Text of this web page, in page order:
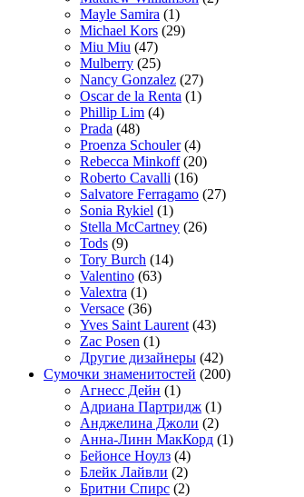
Mayle Samira (1)
Michael Kors (29)
Miu Miu (47)
Mulberry (25)
Nancy Gonzalez (27)
Oscar de la Renta (1)
Phillip Lim (4)
Prada (48)
Proenza Schouler(4)
Rebecca Minkoff(20)
Roberto Cavalli (16)
Salvatore Ferragamo (27)
Sonia Rykiel (1)
Stella McCartney (26)
Tods (9)
Tory Burch (14)
Valentino (63)
Valextra (1)
Versace (36)
Yves Saint Laurent (43)
Zac Posen (1)
Другие дизайнеры (42)
Сумочки знаменитостей (200)
Агнесс Дейн (1)
Адриана Партридж (1)
Анджелина Джоли (2)
Анна-Линн МакКорд (1)
Бейонсе Ноулз (4)
Блейк Лайвли (2)
Бритни Спирс (2)